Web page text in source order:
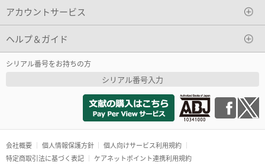
アカウントサービス
ヘルプ＆ガイド
シリアル番号をお持ちの方
シリアル番号入力
会社概要 個人情報保護方針
個人向けサービス利用規約
特定商取引法に基づく表記
ケアネットポイント連携利用規約